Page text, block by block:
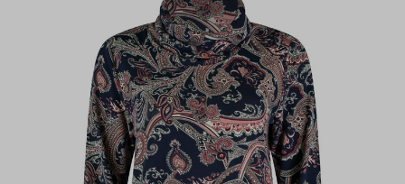
turtle
neck
paisley